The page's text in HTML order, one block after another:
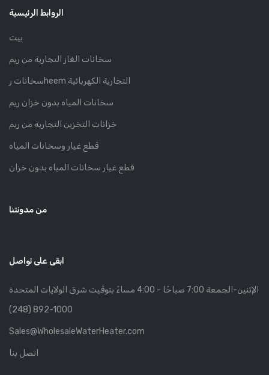
الروابط الرئيسية
بيت
سخانات الغاز التجارية من ريم
سخانات رheem التجارية الكهربائية
سخانات المياه بدون خزان ريم
خزانات التخزين التجارية من ريم
قطع غيار وسخانات المياه
قطع غيار سخانات المياه بدون خزان
من مدونتنا
ابقى على تواصل
الإثنين-الجمعة 7:00 صباحًا - 4:00 مساءً بتوقيت شرق الولايات المتحدة
(248) 892-1000
Sales@WholesaleWaterHeater.com
اتصل بنا